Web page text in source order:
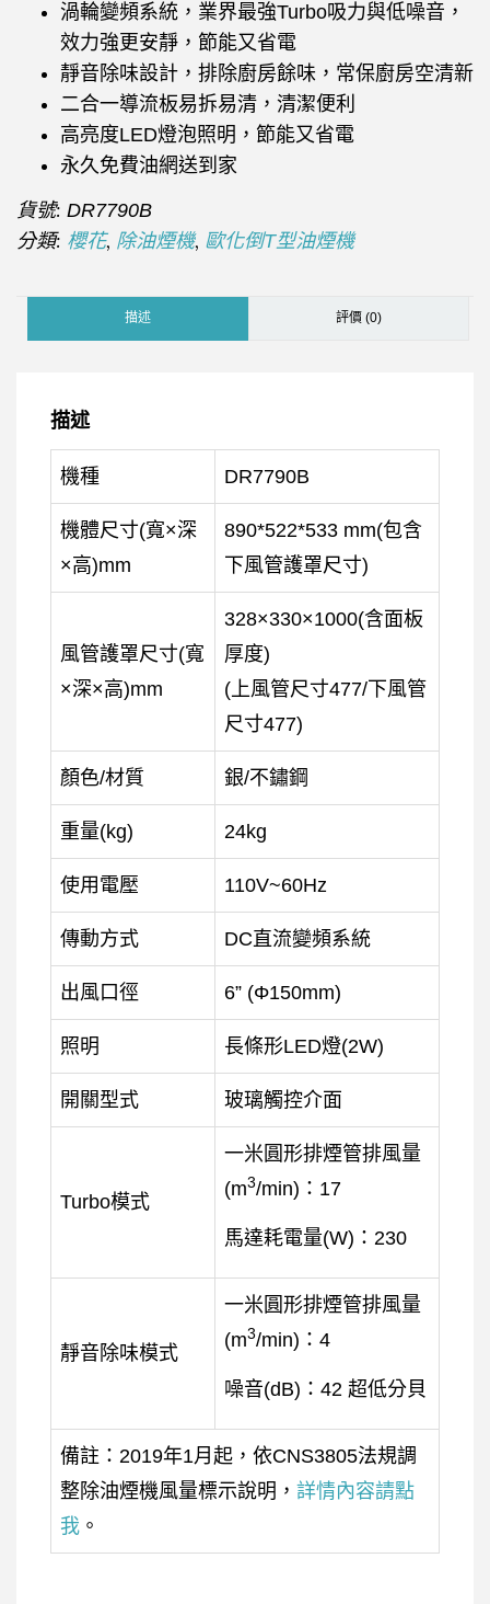
渦輪變頻系統，業界最強Turbo吸力與低噪音，
效力強更安靜，節能又省電
靜音除味設計，排除廚房餘味，常保廚房空清新
二合一導流板易拆易清，清潔便利
高亮度LED燈泡照明，節能又省電
永久免費油網送到家
貨號: DR7790B
分類: 櫻花, 除油煙機, 歐化倒T型油煙機
描述 評價 (0)
描述
機種 DR7790B
機體尺寸(寬×深
×高)mm
890*522*533 mm(包含
下風管護罩尺寸)
風管護罩尺寸(寬
×深×高)mm
328×330×1000(含面板
厚度)
(上風管尺寸477/下風管
尺寸477)
顏色/材質 銀/不鏽鋼
重量(kg) 24kg
使用電壓 110V~60Hz
傳動方式 DC直流變頻系統
出風口徑 6” (Φ150mm)
照明 長條形LED燈(2W)
開關型式 玻璃觸控介面
Turbo模式
一米圓形排煙管排風量
(m3/min)：17
馬達耗電量(W)：230
靜音除味模式
一米圓形排煙管排風量
(m3/min)：4
噪音(dB)：42 超低分貝
備註：2019年1月起，依CNS3805法規調
整除油煙機風量標示說明， 詳情內容請點
我 。